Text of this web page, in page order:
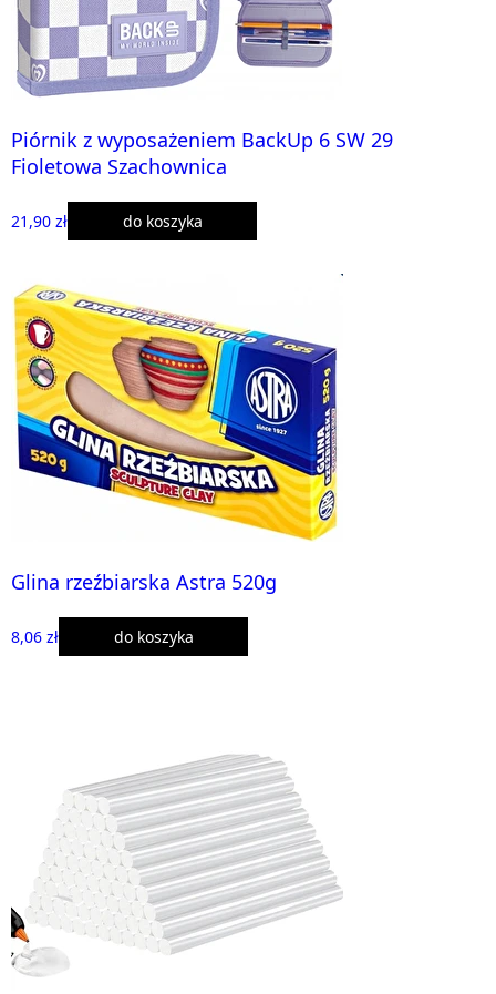
Piórnik z wyposażeniem BackUp 6 SW 29
Fioletowa Szachownica
21,90 zł do koszyka
Glina rzeźbiarska Astra 520g
8,06 zł do koszyka